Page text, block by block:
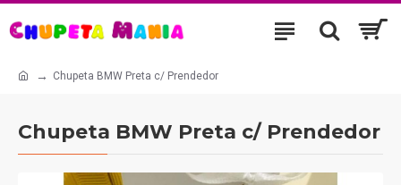
Chupeta BMW Preta c/ Prendedor
Chupeta BMW Preta c/ Prendedor